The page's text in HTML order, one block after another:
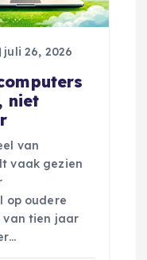
juli 26, 2026
niet
van
vaak gezien
op oudere
van tien jaar